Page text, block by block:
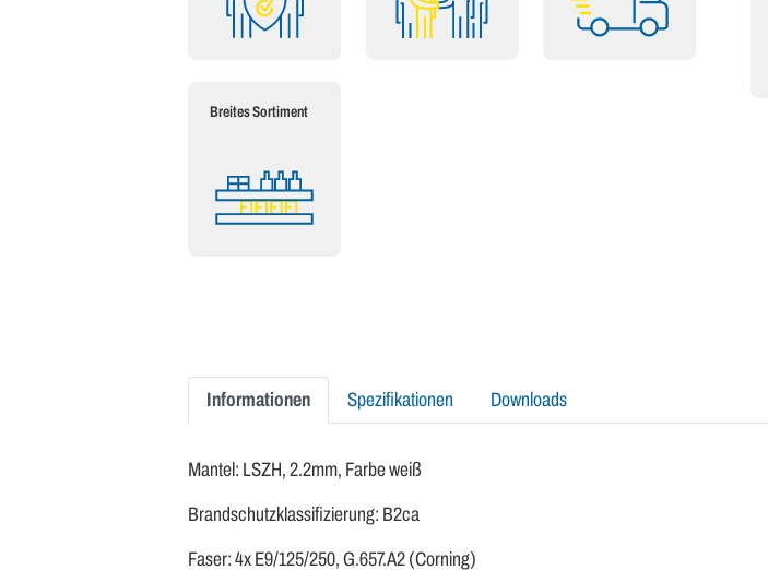
Breites Sortiment
Informationen Spezifikationen Downloads
Mantel: LSZH, 2.2mm, Farbe weiß
Brandschutzklassifizierung: B2ca
Faser: 4x E9/125/250, G.657.A2 (Corning)